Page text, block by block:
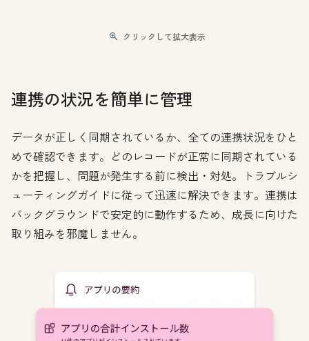
クリックして拡大表示
連携の状況を簡単に管理
データが正しく同期されているか、全ての連携状況をひと
めで確認できます。どのレコードが正常に同期されている
かを把握し、問題が発生する前に検出・対処。トラブルシ
ューティングガイドに従って迅速に解決できます。連携は
バックグラウンドで安定的に動作するため、成長に向けた
取り組みを邪魔しません。